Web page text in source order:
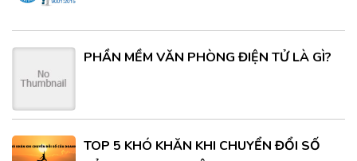
PHẦN MỀM VĂN PHÒNG ĐIỆN TỬ LÀ GÌ?
TOP 5 KHÓ KHĂN KHI CHUYỂN ĐỔI SỐ